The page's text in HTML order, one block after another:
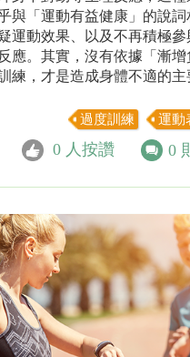
與「運動有益健康」的說詞
運動效果、以及不再積極
應。其實，沒有依據「漸
練，才是造成身體不適的主
過度訓練 運動
0 人按讚 0